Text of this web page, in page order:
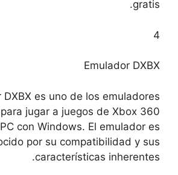
gratis.
Emulador DXBX
DXBX es uno de los emuladores
para jugar a juegos de Xbox 360
un PC con Windows. El emulador es
por su compatibilidad y sus
características inherentes.